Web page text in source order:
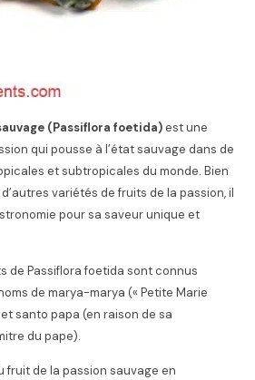
(Passiflora foetida)est une
qui pousse à l’état sauvage dans de
et subtropicales du monde. Bien
variétés de fruits de la passion, il
pour sa saveur unique et
de Passiflora foetida sont connus
de marya-marya (« Petite Marie
santo papa (en raison de sa
du pape).
fruit de la passion sauvage en